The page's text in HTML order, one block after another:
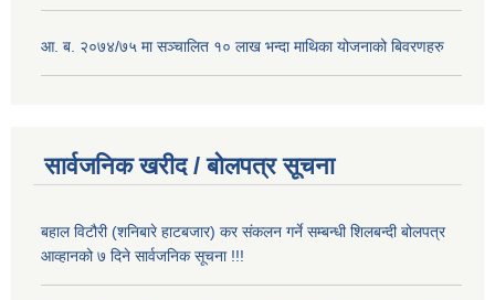
आ. ब. २०७४/७५ मा सञ्चालित १० लाख भन्दा माथिका योजनाको बिवरणहरु
सार्वजनिक खरीद / बोलपत्र सूचना
बहाल विटौरी (शनिबारे हाटबजार) कर संकलन गर्ने सम्बन्धी शिलबन्दी बोलपत्र
आव्हानको ७ दिने सार्वजनिक सूचना !!!